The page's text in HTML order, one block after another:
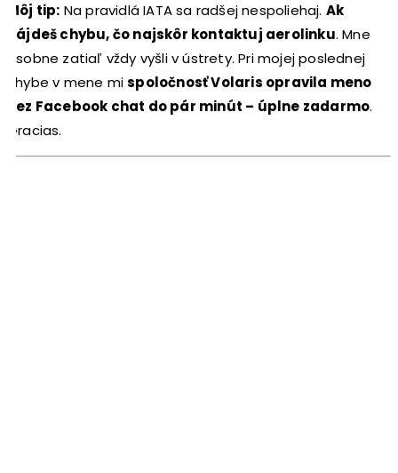
Môj tip: Na pravidlá IATA sa radšej nespoliehaj. Ak
nájdeš chybu, čo najskôr kontaktuj aerolinku. Mne
osobne zatiaľ vždy vyšli v ústrety. Pri mojej poslednej
chybe v mene mispoločnosť Volaris opravila meno
cez Facebook chat do pár minút – úplne zadarmo.
Gracias.